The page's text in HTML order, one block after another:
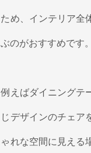
ため、インテリア全
ぶのがおすすめです。
例えばダイニングテ
じデザインのチェア
ゃれな空間に見える